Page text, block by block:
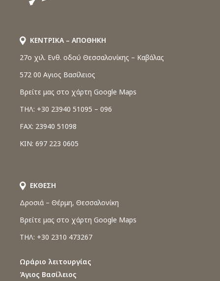
ΚΕΝΤΡΙΚΑ – ΑΠΟΘΗΚΗ
27o χιλ. Ενθ. οδού Θεσσαλονίκης – Καβάλας
572 00 Αγιος Βασίλειος
Βρείτε μας στο χάρτη Google Maps
ΤΗΛ: +30 23940 51095 – 096
FAX: 23940 51098
ΚΙΝ: 697 223 0605
ΕΚΘΕΣΗ
Δροσιά – Θέρμη, Θεσσαλονίκη
Βρείτε μας στο χάρτη Google Maps
ΤΗΛ: +30 2310 473267
Ωράριο λειτουργίας
Άγιος Βασίλειος